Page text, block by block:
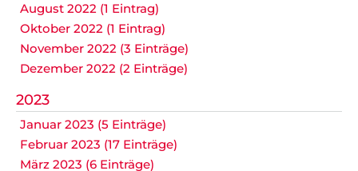
August 2022 (1 Eintrag)
Oktober 2022 (1 Eintrag)
November 2022 (3 Einträge)
Dezember 2022 (2 Einträge)
2023
Januar 2023 (5 Einträge)
Februar 2023 (17 Einträge)
März 2023 (6 Einträge)